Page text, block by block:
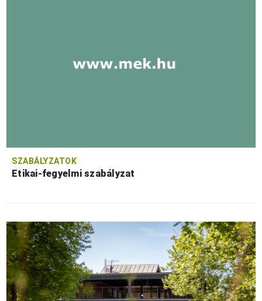
SZABÁLYZATOK
Etikai-fegyelmi szabályzat